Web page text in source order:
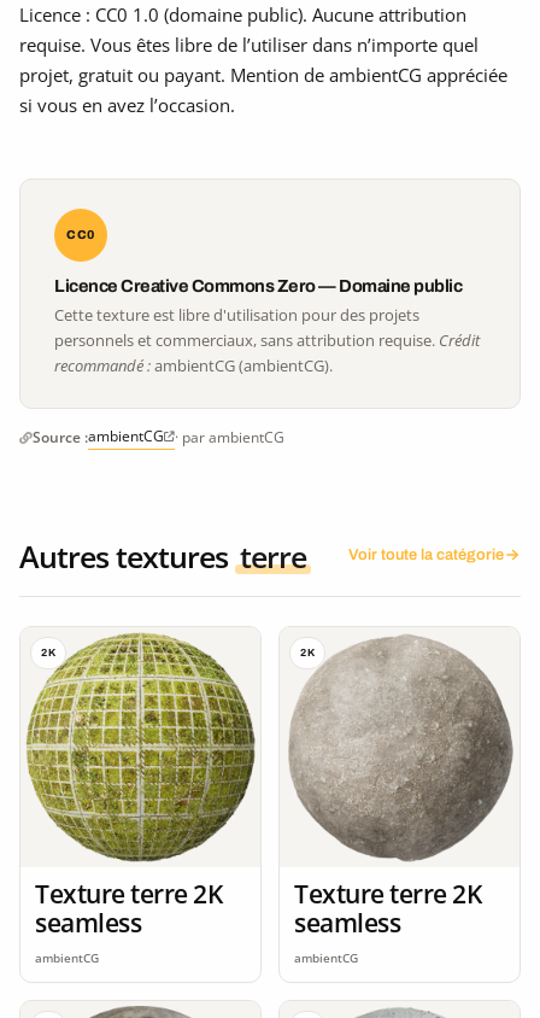
Licence : CC0 1.0 (domaine public). Aucune attribution
requise. Vous êtes libre de l’utiliser dans n’importe quel
projet, gratuit ou payant. Mention de ambientCG appréciée
si vous en avez l’occasion.
CC0
Licence Creative Commons Zero — Domaine public
Cette texture est libre d'utilisation pour des projets
personnels et commerciaux, sans attribution requise. Crédit
recommandé :ambientCG (ambientCG).
Source :ambientCG · par ambientCG
Autres textures terre Voir toute la catégorie
2K
Texture terre 2K
seamless
ambientCG
2K
Texture terre 2K
seamless
ambientCG